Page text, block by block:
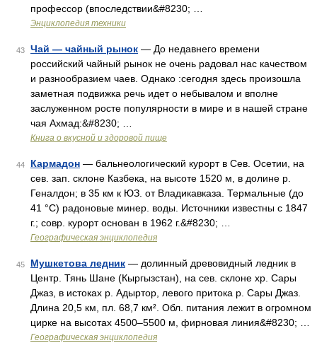
профессор (впоследствии&#8230; …
Энциклопедия техники
43 Чай — чайный рынок — До недавнего времени
российский чайный рынок не очень радовал нас качеством
и разнообразием чаев. Однако :сегодня здесь произошла
заметная подвижка речь идет о небывалом и вполне
заслуженном росте популярности в мире и в нашей стране
чая Ахмад:&#8230; …
Книга о вкусной и здоровой пище
44 Кармадон — бальнеологический курорт в Сев. Осетии, на
сев. зап. склоне Казбека, на высоте 1520 м, в долине р.
Геналдон; в 35 км к ЮЗ. от Владикавказа. Термальные (до
41 °С) радоновые минер. воды. Источники известны с 1847
г.; совр. курорт основан в 1962 г.&#8230; …
Географическая энциклопедия
45 Мушкетова ледник — долинный древовидный ледник в
Центр. Тянь Шане (Кыргызстан), на сев. склоне хр. Сары
Джаз, в истоках р. Адыртор, левого притока р. Сары Джаз.
Длина 20,5 км, пл. 68,7 км². Обл. питания лежит в огромном
цирке на высотах 4500–5500 м, фирновая линия&#8230; …
Географическая энциклопедия